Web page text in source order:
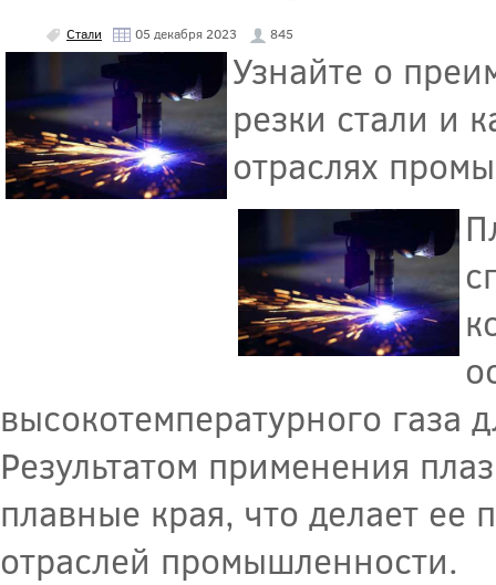
Стали 05 декабря 2023 845
Узнайте о
резки стали и
отраслях
высокотемпературного газа
Результатом применения
плавные края, что делает ее
отраслей промышленности.